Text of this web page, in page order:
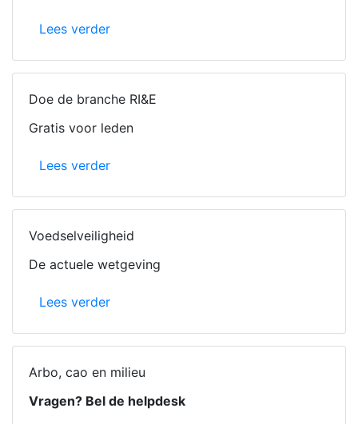
Lees verder
Doe de branche RI&E
Gratis voor leden
Lees verder
Voedselveiligheid
De actuele wetgeving
Lees verder
Arbo, cao en milieu
Vragen? Bel de helpdesk